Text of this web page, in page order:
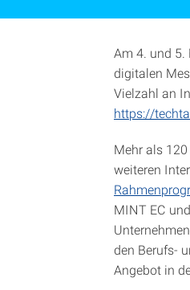
Am 4. und
digitalen
Vielzahl an
https://
Mehr als
weiteren
MINT EC
den Berufs-
Angebot in